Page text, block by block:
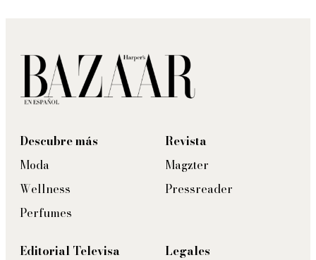
Descubre más
Moda
Wellness
Perfumes
Revista
Magzter
Pressreader
Editorial Televisa
Legales